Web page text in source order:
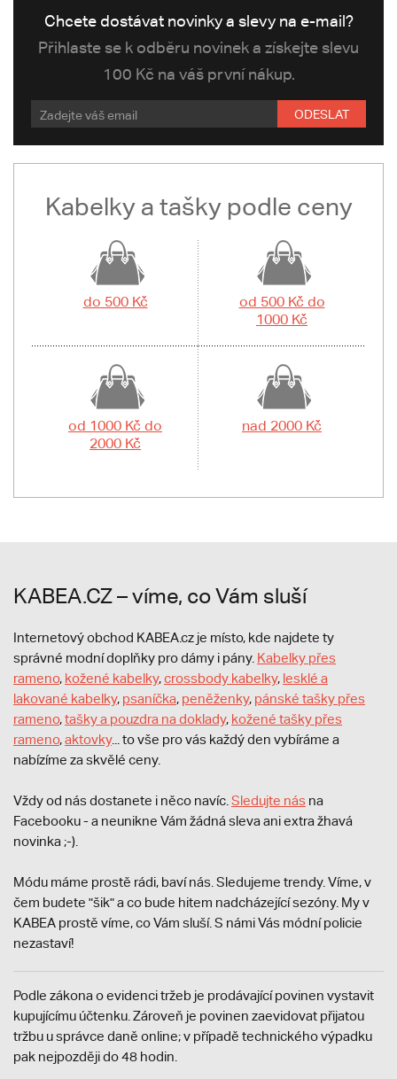
Chcete dostávat novinky a slevy na e-mail?
Přihlaste se k odběru novinek a získejte slevu
100 Kč na váš první nákup.
ODESLAT
Kabelky a tašky podle ceny
do 500 Kč
od 500 Kč do
1000 Kč
od 1000 Kč do
2000 Kč
nad 2000 Kč
KABEA.CZ – víme, co Vám sluší
Internetový obchod KABEA.cz je místo, kde najdete ty
správné modní doplňky pro dámy i pány. Kabelky přes
rameno, kožené kabelky,crossbody kabelky, lesklé a
lakované kabelky, psaníčka, peněženky, pánské tašky přes
rameno,tašky a pouzdra na doklady, kožené tašky přes
rameno,aktovky... to vše pro vás každý den vybíráme a
nabízíme za skvělé ceny.
Vždy od nás dostanete i něco navíc. Sledujte nás na
Facebooku - a neunikne Vám žádná sleva ani extra žhavá
novinka ;-).
Módu máme prostě rádi, baví nás. Sledujeme trendy. Víme, v
čem budete "šik" a co bude hitem nadcházející sezóny. My v
KABEA prostě víme, co Vám sluší. S námi Vás módní policie
nezastaví!
Podle zákona o evidenci tržeb je prodávající povinen vystavit
kupujícímu účtenku. Zároveň je povinen zaevidovat přijatou
tržbu u správce daně online; v případě technického výpadku
pak nejpozději do 48 hodin.